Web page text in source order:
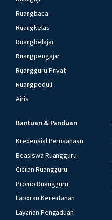
Ruangbaca
Ruangkelas
Ruangbelajar
Ruangpengajar
Ruangguru Privat
Ruangpeduli
Airis
Bantuan & Panduan
Kredensial Perusahaan
Beasiswa Ruangguru
Cicilan Ruangguru
Promo Ruangguru
Laporan Kerentanan
Layanan Pengaduan